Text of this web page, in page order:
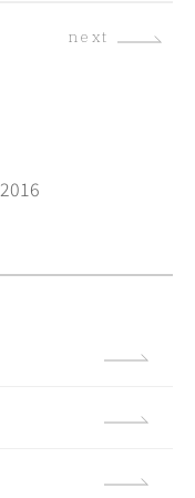
next
2016